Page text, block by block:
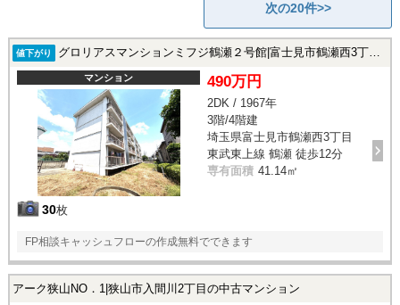
次の20件>>
値下がり グロリアスマンションミフジ鶴瀬２号館|富士見市鶴瀬西3丁目の中古マンション
マンション
30枚
490万円
2DK / 1967年
3階/4階建
埼玉県富士見市鶴瀬西3丁目
東武東上線 鶴瀬 徒歩12分
専有面積 41.14㎡
FP相談キャッシュフローの作成無料でできます
アーク狭山NO．1|狭山市入間川2丁目の中古マンション